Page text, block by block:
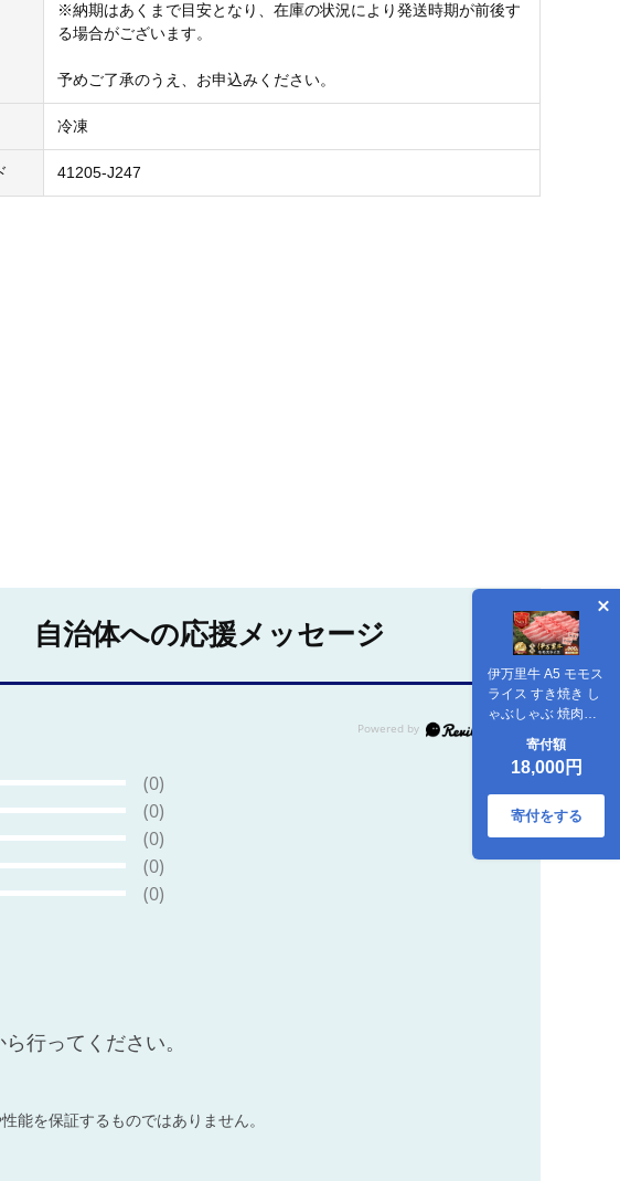
伊万里牛 A5 モモス
ライス すき焼き し
ゃぶしゃぶ 焼肉用
寄付額
18,000円
寄付をする
※納期はあくまで目安となり、在庫の状況により発送時期が前後す
る場合がございます。
予めご了承のうえ、お申込みください。
冷凍
41205-J247
自治体への応援メッセージ
(0)
(0)
(0)
(0)
(0)
ら行ってください。
能を保証するものではありません。